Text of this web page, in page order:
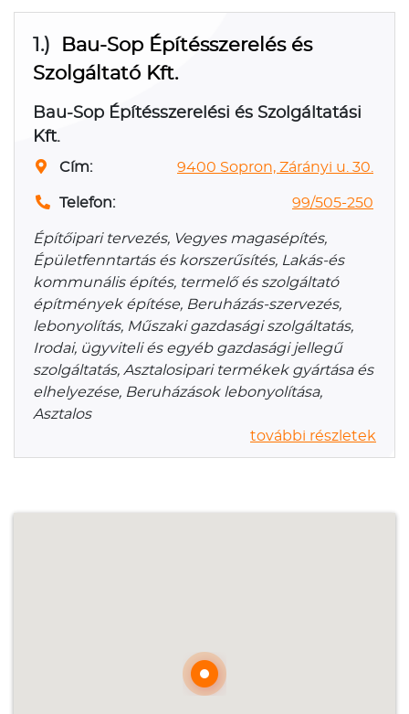
1.)
Bau-Sop Építésszerelés és
Szolgáltató Kft.
Bau-Sop Építésszerelési és Szolgáltatási
Kft.
Cím: 9400 Sopron, Zárányi u. 30.
Telefon: 99/505-250
Építőipari tervezés, Vegyes magasépítés,
Épületfenntartás és korszerűsítés, Lakás-és
kommunális építés, termelő és szolgáltató
építmények építése, Beruházás-szervezés,
lebonyolítás, Műszaki gazdasági szolgáltatás,
Irodai, ügyviteli és egyéb gazdasági jellegű
szolgáltatás, Asztalosipari termékek gyártása és
elhelyezése, Beruházások lebonyolítása,
Asztalos
további részletek